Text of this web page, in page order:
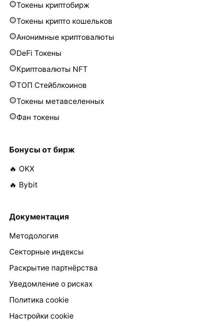
Токены криптобирж
Токены крипто кошельков
Анонимные криптовалюты
DeFi Токены
Криптовалюты NFT
ТОП Стейблкоинов
Токены метавселенных
Фан токены
Бонусы от бирж
🔥 OKX
🔥 Bybit
Документация
Методология
Секторные индексы
Раскрытие партнёрства
Уведомление о рисках
Политика cookie
Настройки cookie